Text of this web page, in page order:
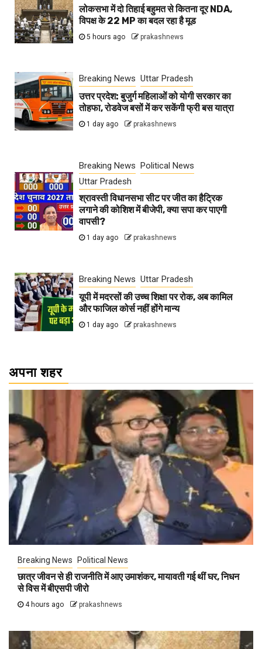
लोकसभा में दो तिहाई बहुमत से कितना दूर NDA,
विपक्ष के 22 MP का बदल रहा है मूड
5 hours ago prakashnews
Breaking News Uttar Pradesh
उत्तर प्रदेश: बुजुर्ग महिलाओं को योगी सरकार का
तोहफा, रोडवेज बसों में कर सकेंगी फ्री बस यात्रा
1 day ago prakashnews
Breaking News Political News
Uttar Pradesh
श्रावस्ती विधानसभा सीट पर जीत का हैट्रिक
लगाने की कोशिश में बीजेपी, क्या सपा कर पाएगी
वापसी?
1 day ago prakashnews
Breaking News Uttar Pradesh
यूपी में मदरसों की उच्च शिक्षा पर रोक, अब कामिल
और फाजिल कोर्स नहीं होंगे मान्य
1 day ago prakashnews
अपना शहर
Breaking News Political News
छात्र जीवन से ही राजनीति में आए उमाशंकर, मायावती गई थीं घर, निधन
से विस में बीएसपी जीरो
4 hours ago prakashnews